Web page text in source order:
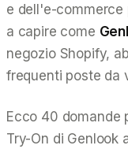
e dell'e-commerce
a capire come
negozio Shopify,
frequenti poste da
Ecco 40 domande
Try-On di Genlook